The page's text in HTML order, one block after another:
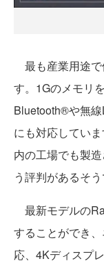
最も産業用途
す。1Gのメモリ
Bluetooth®や無
にも対応してい
内の工場でも製
う評判があるそう
最新モデルの
することができ
応、4Kディスプ